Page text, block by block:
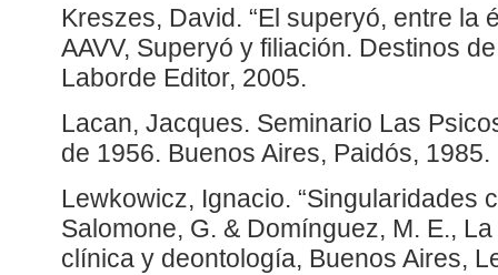
Kreszes, David. “El superyó, entre la
AAVV, Superyó y filiación. Destinos
Laborde Editor, 2005.
Lacan, Jacques. Seminario Las
de 1956. Buenos Aires, Paidós, 1985.
Lewkowicz, Ignacio. “Singularidades
Salomone, G. & Domínguez, M. E.,
clínica y deontología, Buenos Aires,